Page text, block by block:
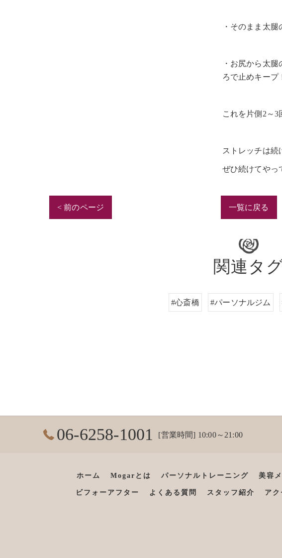
・そのまま太
・お尻から太
ろで止めキープ
これを片側2～
ストレッチは続
ぜひ続けてや
< 前のページ 一覧に戻る
関連タ
#心斎橋 #パーソナルジム
06-6258-1001 [営業時間] 10:00～21:00
ホーム Mogarとは パーソナルトレーニング 美容
ビフォーアフター よくある質問 スタッフ紹介 アク